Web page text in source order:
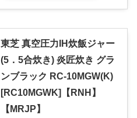
東芝 真空圧力IH炊飯ジャー
(5．5合炊き) 炎匠炊き グラ
ンブラック RC-10MGW(K)
[RC10MGWK]【RNH】
【MRJP】